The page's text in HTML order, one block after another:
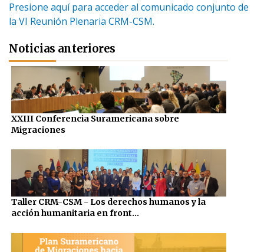
Presione aquí para acceder al comunicado conjunto de
la VI Reunión Plenaria CRM-CSM.
Noticias anteriores
XXIII Conferencia Suramericana sobre
Migraciones
Taller CRM-CSM - Los derechos humanos y la
acción humanitaria en front...